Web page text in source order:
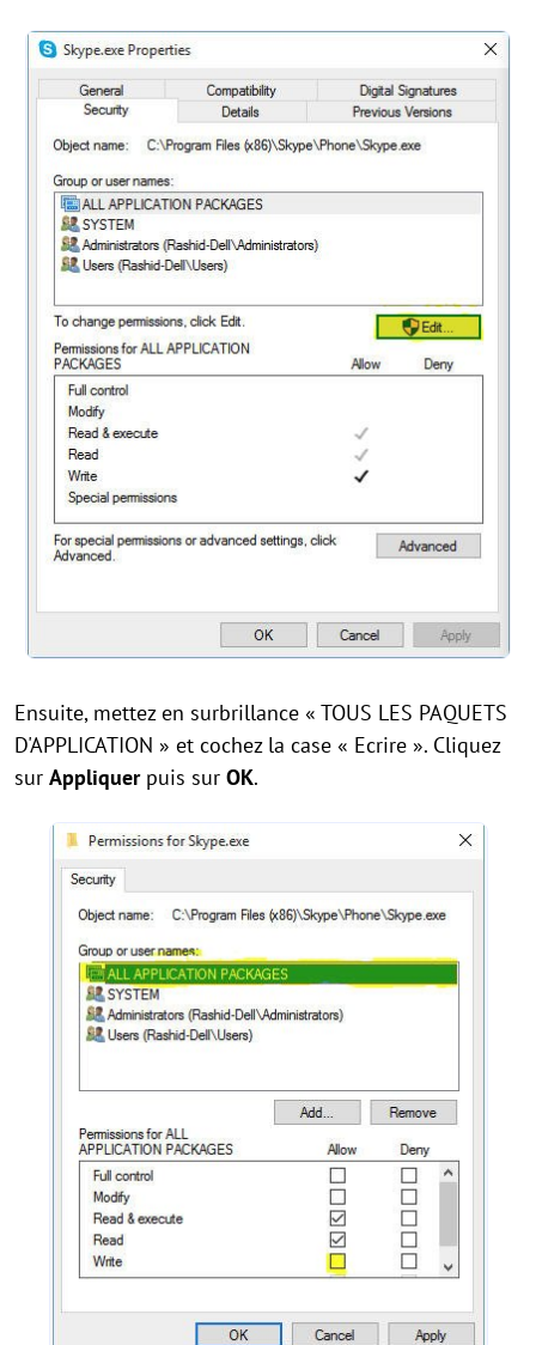
Ensuite, mettez en surbrillance « TOUS LES PAQUETS
D'APPLICATION » et cochez la case « Ecrire ». Cliquez
sur Appliquerpuis sur OK.